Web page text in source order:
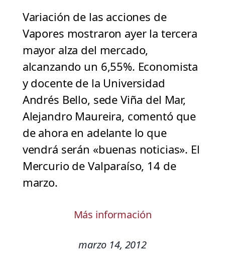
Variación de las acciones de
Vapores mostraron ayer la tercera
mayor alza del mercado,
alcanzando un 6,55%. Economista
y docente de la Universidad
Andrés Bello, sede Viña del Mar,
Alejandro Maureira, comentó que
de ahora en adelante lo que
vendrá serán «buenas noticias». El
Mercurio de Valparaíso, 14 de
marzo.
Más información
marzo 14, 2012